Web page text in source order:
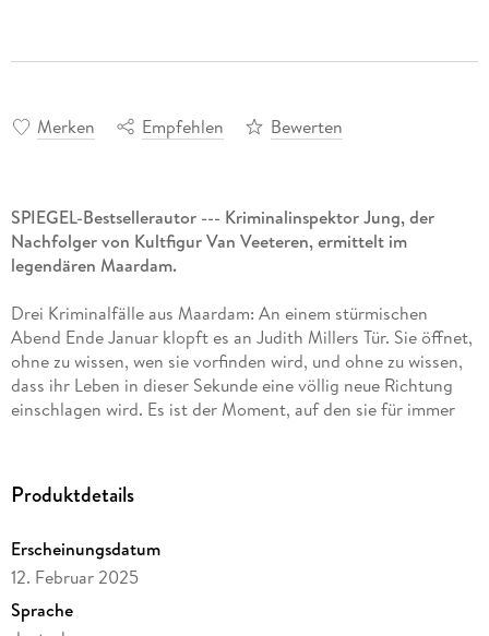
Merken Empfehlen Bewerten
SPIEGEL-Bestsellerautor --- Kriminalinspektor Jung, der
Nachfolger von Kultfigur Van Veeteren, ermittelt im
legendären Maardam.
Drei Kriminalfälle aus Maardam: An einem stürmischen
Abend Ende Januar klopft es an Judith Millers Tür. Sie öffnet,
ohne zu wissen, wen sie vorfinden wird, und ohne zu wissen,
dass ihr Leben in dieser Sekunde eine völlig neue Richtung
einschlagen wird. Es ist der Moment, auf den sie für immer
Kowalski noch der Besitzer der Pferde Schwarz und Braun,
dass nur ein paar Schritte abseits des gewohnten Weges
Maardam werden weiterhin Verbrechen begangen, und sein
Nachfolger, Kommissar Jung, tut sein Bestes, um sie
aufzuklären. Einige Fälle jedoch sollten vielleicht besser
ungelöst bleiben . . .
Produktdetails
Erscheinungsdatum
12. Februar 2025
Sprache